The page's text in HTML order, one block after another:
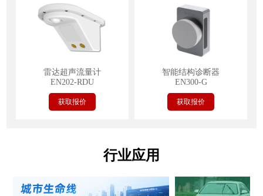
雷达超声流量计
EN202-RDU
获取报价
智能结构诊断器
EN300-G
获取报价
行业应用